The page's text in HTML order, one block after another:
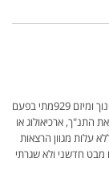
חוזרים עם מאגר המרצים להעשרת שיעורי התנ"ך-משרד החינוך ומיזם 929מתי בפעם
התנ"ך, ארכיאולוג או
אגף א מורשת ומיזם 929 מציעים ללא עלות מגוון הרצאות
מבט חדשני ולא שגרתי